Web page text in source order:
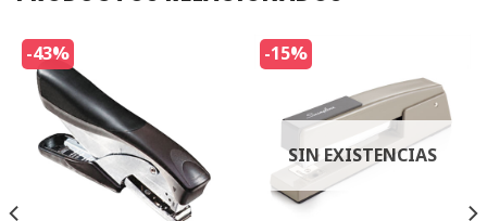
-43% -15%
SIN EXISTENCIAS